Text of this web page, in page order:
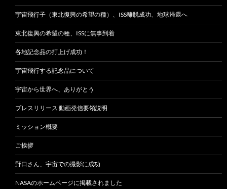
宇宙飛行子（東北復興の希望の種）、ISS離脱成功、地球帰還へ
東北復興の希望の種、ISSに無事到着
各地記念品の打上げ成功！
宇宙飛行する記念品について
宇宙から世界へ、ありがとう
プレスリリース 動画発信要領説明
ミッション概要
ご挨拶
野口さん、宇宙での撮影に成功
NASAのホームページに掲載されました